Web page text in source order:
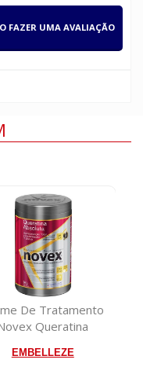
FAZER UMA AVALIAÇÃO
De Tratamento
Queratina
EMBELLEZE